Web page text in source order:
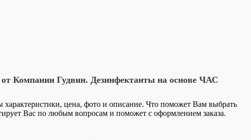
Компании Гудвин. Дезинфектанты на основе ЧАС
характеристики, цена, фото и описание. Что поможет Вам выбрать
Вас по любым вопросам и поможет с оформлением заказа.